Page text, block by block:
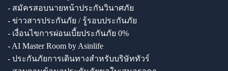
- สมัครสอบนายหน้าประกันวินาศภัย
- ข่าวสารประกันภัย / รู้รอบประกันภัย
- เงื่อนไขการผ่อนเบี้ยประกันภัย 0%
- AI Master Room by Asinlife
- ประกันภัยการเดินทางสำหรับบริษัททัวร์